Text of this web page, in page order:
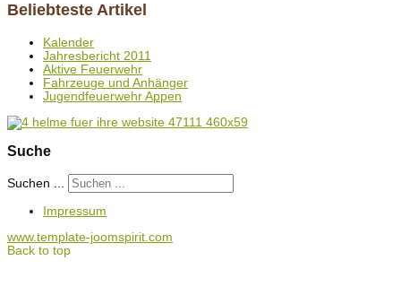
Beliebteste Artikel
Kalender
Jahresbericht 2011
Aktive Feuerwehr
Fahrzeuge und Anhänger
Jugendfeuerwehr Appen
Suche
Suchen ...
Impressum
www.template-joomspirit.com
Back to top